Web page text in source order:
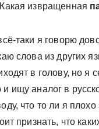
извращенная
таки я говорю
слова из других
в голову, но я
и ищу аналог в
что то ли я плохо
признать, что